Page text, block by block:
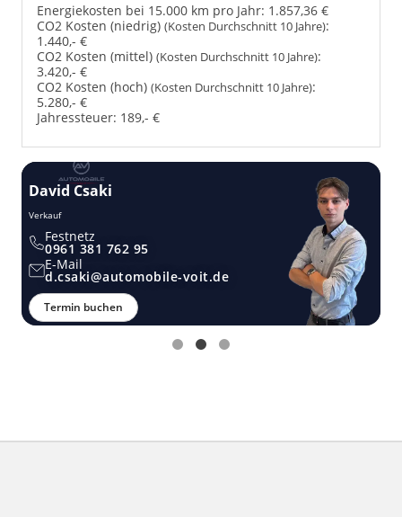
Energiekosten bei 15.000 km pro Jahr: 1.857,36 €
CO2 Kosten (niedrig) (Kosten Durchschnitt 10 Jahre):
1.440,- €
CO2 Kosten (mittel) (Kosten Durchschnitt 10 Jahre):
3.420,- €
CO2 Kosten (hoch) (Kosten Durchschnitt 10 Jahre):
5.280,- €
Jahressteuer: 189,- €
David Csaki
Verkauf
Festnetz
0961 381 762 95
E-Mail
d.csaki@automobile-voit.de
Termin buchen